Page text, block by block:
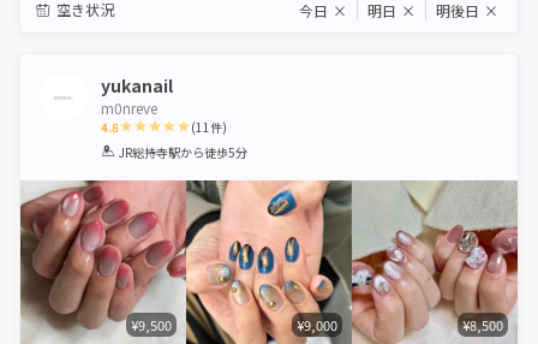
空き状況 今日 × 明日 × 明後日 ×
yukanail
m0nreve
4.8
1 2 3 4 5
(11件)
JR総持寺駅から徒歩5分
¥9,500 ¥9,000 ¥8,500